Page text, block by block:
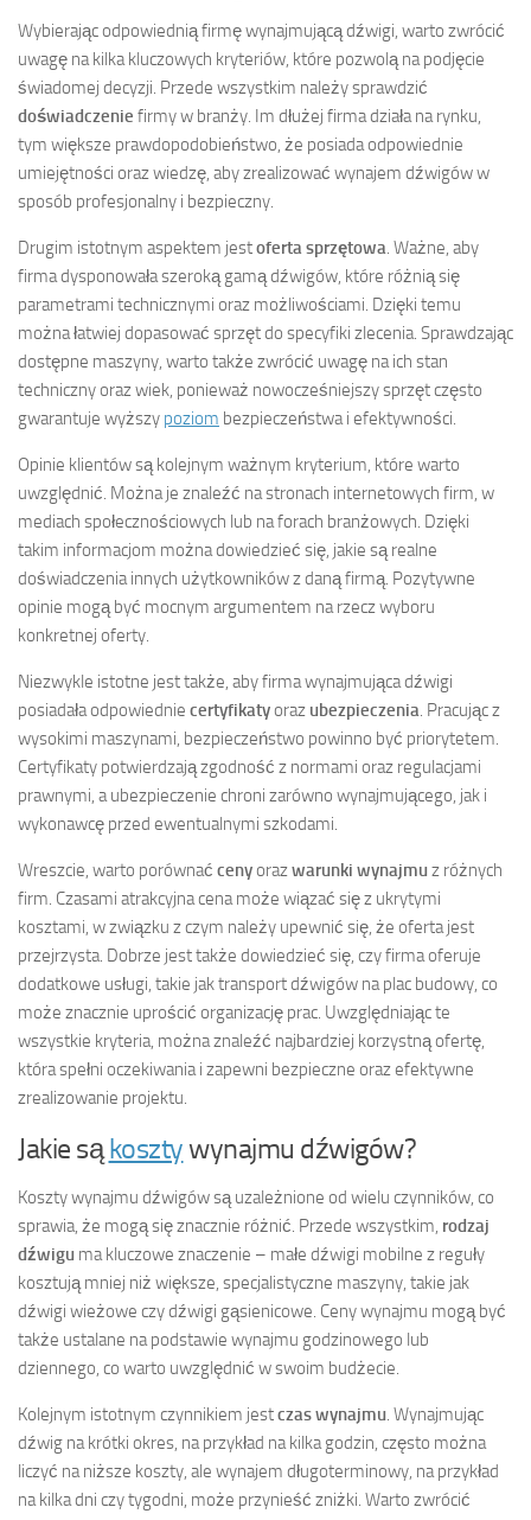
Wybierając odpowiednią firmę wynajmującą dźwigi, warto zwrócić
uwagę na kilka kluczowych kryteriów, które pozwolą na podjęcie
świadomej decyzji. Przede wszystkim należy sprawdzić
doświadczenie firmy w branży. Im dłużej firma działa na rynku,
tym większe prawdopodobieństwo, że posiada odpowiednie
umiejętności oraz wiedzę, aby zrealizować wynajem dźwigów w
sposób profesjonalny i bezpieczny.
Drugim istotnym aspektem jestoferta sprzętowa . Ważne, aby
firma dysponowała szeroką gamą dźwigów, które różnią się
parametrami technicznymi oraz możliwościami. Dzięki temu
można łatwiej dopasować sprzęt do specyfiki zlecenia. Sprawdzając
dostępne maszyny, warto także zwrócić uwagę na ich stan
techniczny oraz wiek, ponieważ nowocześniejszy sprzęt często
gwarantuje wyższy poziom bezpieczeństwa i efektywności.
Opinie klientów są kolejnym ważnym kryterium, które warto
uwzględnić. Można je znaleźć na stronach internetowych firm, w
mediach społecznościowych lub na forach branżowych. Dzięki
takim informacjom można dowiedzieć się, jakie są realne
doświadczenia innych użytkowników z daną firmą. Pozytywne
opinie mogą być mocnym argumentem na rzecz wyboru
konkretnej oferty.
Niezwykle istotne jest także, aby firma wynajmująca dźwigi
posiadała odpowiednie certyfikatyoraz ubezpieczenia . Pracując z
wysokimi maszynami, bezpieczeństwo powinno być priorytetem.
Certyfikaty potwierdzają zgodność z normami oraz regulacjami
prawnymi, a ubezpieczenie chroni zarówno wynajmującego, jak i
wykonawcę przed ewentualnymi szkodami.
Wreszcie, warto porównać cenyorazwarunki wynajmuz różnych
firm. Czasami atrakcyjna cena może wiązać się z ukrytymi
kosztami, w związku z czym należy upewnić się, że oferta jest
przejrzysta. Dobrze jest także dowiedzieć się, czy firma oferuje
dodatkowe usługi, takie jak transport dźwigów na plac budowy, co
może znacznie uprościć organizację prac. Uwzględniając te
wszystkie kryteria, można znaleźć najbardziej korzystną ofertę,
która spełni oczekiwania i zapewni bezpieczne oraz efektywne
zrealizowanie projektu.
Jakie sąkosztywynajmu dźwigów?
Koszty wynajmu dźwigów są uzależnione od wielu czynników, co
sprawia, że mogą się znacznie różnić. Przede wszystkim, rodzaj
dźwigu ma kluczowe znaczenie – małe dźwigi mobilne z reguły
kosztują mniej niż większe, specjalistyczne maszyny, takie jak
dźwigi wieżowe czy dźwigi gąsienicowe. Ceny wynajmu mogą być
także ustalane na podstawie wynajmu godzinowego lub
dziennego, co warto uwzględnić w swoim budżecie.
Kolejnym istotnym czynnikiem jestczas wynajmu . Wynajmując
dźwig na krótki okres, na przykład na kilka godzin, często można
liczyć na niższe koszty, ale wynajem długoterminowy, na przykład
na kilka dni czy tygodni, może przynieść zniżki. Warto zwrócić